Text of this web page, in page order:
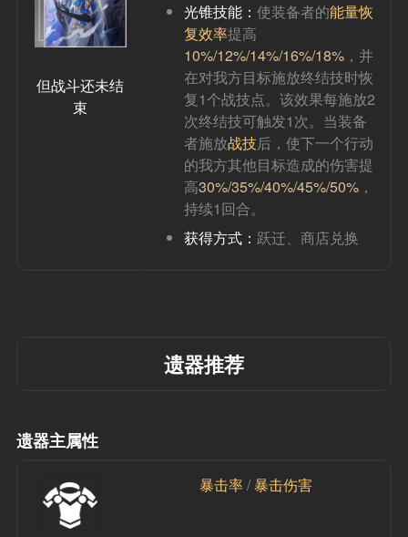
但战斗还未结
束
光锥技能：使装备者的能量恢
复效率提高
10%/12%/14%/16%/18% ，并
在对我方目标施放终结技时恢
复1个战技点。该效果每施放2
次终结技可触发1次。当装备
者施放战技后，使下一个行动
的我方其他目标造成的伤害提
高30%/35%/40%/45%/50% ，
持续1回合。
获得方式： 跃迁、商店兑换
遗器推荐
遗器主属性
暴击率 / 暴击伤害